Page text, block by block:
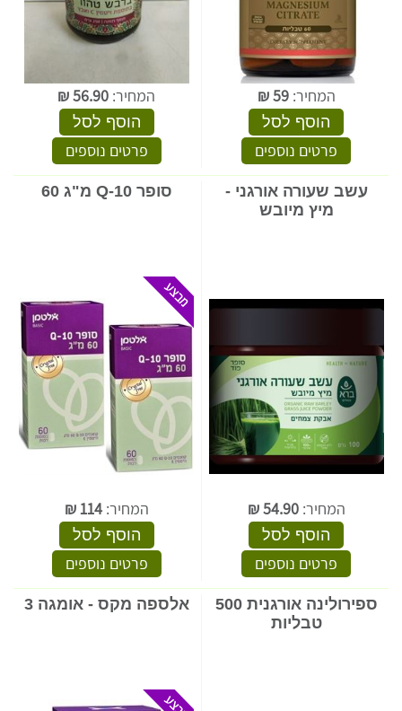
המחיר:59
₪
הוסף לסל
פרטים נוספים
המחיר: 56.90
₪
הוסף לסל
פרטים נוספים
עשב שעורה אורגני -
מיץ מיובש
המחיר:54.90
₪
הוסף לסל
פרטים נוספים
סופר Q-10 מ"ג 60
המחיר:114
₪
הוסף לסל
פרטים נוספים
ספירולינה אורגנית 500
טבליות
אלספה מקס - אומגה 3